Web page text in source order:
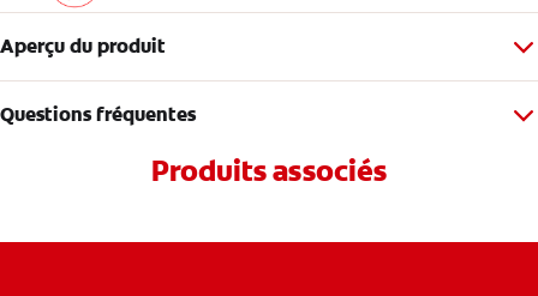
Aperçu du produit
Questions fréquentes
Produits associés